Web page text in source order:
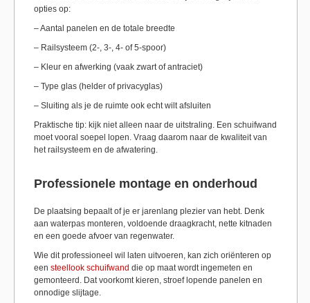
opties op:
– Aantal panelen en de totale breedte
– Railsysteem (2-, 3-, 4- of 5-spoor)
– Kleur en afwerking (vaak zwart of antraciet)
– Type glas (helder of privacyglas)
– Sluiting als je de ruimte ook echt wilt afsluiten
Praktische tip: kijk niet alleen naar de uitstraling. Een schuifwand
moet vooral soepel lopen. Vraag daarom naar de kwaliteit van
het railsysteem en de afwatering.
Professionele montage en onderhoud
De plaatsing bepaalt of je er jarenlang plezier van hebt. Denk
aan waterpas monteren, voldoende draagkracht, nette kitnaden
en een goede afvoer van regenwater.
Wie dit professioneel wil laten uitvoeren, kan zich oriënteren op
een steellook schuifwand die op maat wordt ingemeten en
gemonteerd. Dat voorkomt kieren, stroef lopende panelen en
onnodige slijtage.